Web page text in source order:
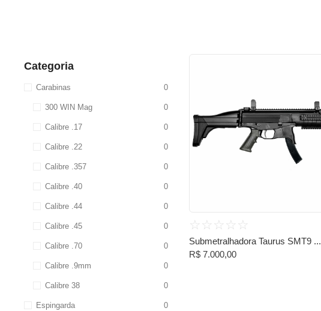
Categoria
Carabinas 0
300 WIN Mag 0
Calibre .17 0
Calibre .22 0
Calibre .357 0
Calibre .40 0
Calibre .44 0
Calibre .45 0
Calibre .70 0
Calibre .9mm 0
Calibre 38 0
Espingarda 0
☆ ☆ ☆ ☆ ☆
Submetralhadora Taurus SMT9 ...
R$ 7.000,00